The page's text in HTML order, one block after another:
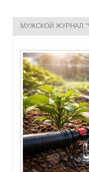
МУЖСКОЙ ЖУРНАЛ